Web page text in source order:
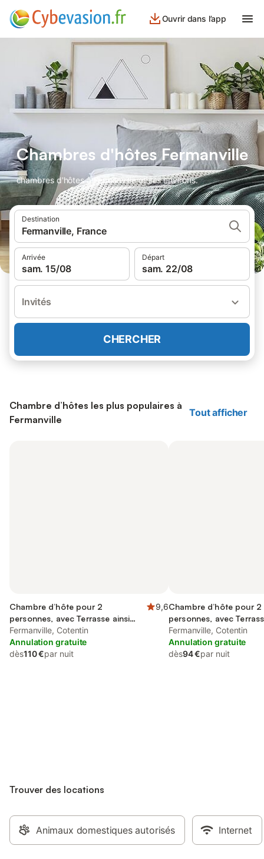
Ouvrir dans l’app
Chambres d'hôtes Fermanville
chambres d'hôtes à Fermanville et ses environs.
Destination
Fermanville, France
Arrivée
sam. 15/08
Départ
sam. 22/08
Invités
CHERCHER
Chambre d’hôtes les plus populaires à
Fermanville
Tout afficher
Chambre d’hôte pour 2
personnes, avec Terrasse ainsi
que Jardin et Vue
9,6
Fermanville, Cotentin
Annulation gratuite
dès110 €par nuit
Chambre d’hôte pour 2
personnes, avec
que Jardin et Vue
Fermanville, Cotentin
Annulation gratuite
dès94 €par nuit
Trouver des locations
Animaux domestiques autorisés Internet